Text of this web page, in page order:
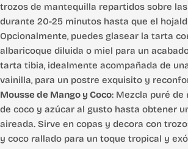
trozos de mantequilla repartidos sobre
durante 20-25 minutos hasta que el
Opcionalmente, puedes glasear la tarta
albaricoque diluida o miel para un
tarta tibia, idealmente acompañada de
vainilla, para un postre exquisito y
Mousse de Mango y Coco: Mezcla puré de
de coco y azúcar al gusto hasta obtener
aireada. Sirve en copas y decora con
y coco rallado para un toque tropical y